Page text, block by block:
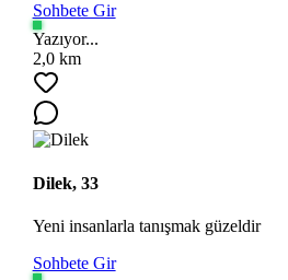
Sohbete Gir
Yazıyor...
2,0 km
Dilek, 33
Yeni insanlarla tanışmak güzeldir
Sohbete Gir